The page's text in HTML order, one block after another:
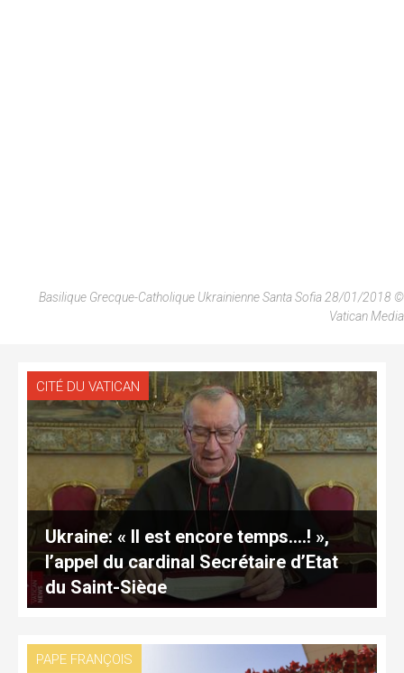
Basilique Grecque-Catholique Ukrainienne Santa Sofia 28/01/2018 ©
Vatican Media
CITÉ DU VATICAN
Ukraine: « Il est encore temps….! »,
l’appel du cardinal Secrétaire d’Etat
du Saint-Siège
PAPE FRANÇOIS